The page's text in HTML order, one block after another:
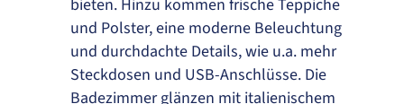
bieten. Hinzu kommen frische Teppiche
und Polster, eine moderne Beleuchtung
und durchdachte Details, wie u.a. mehr
Steckdosen und USB-Anschlüsse. Die
Badezimmer glänzen mit italienischem